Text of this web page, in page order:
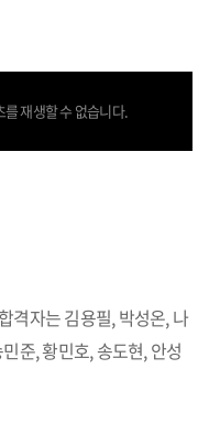
재생할 수 없습니다.
격자는 김용필, 박성온, 나
준, 황민호, 송도현, 안성